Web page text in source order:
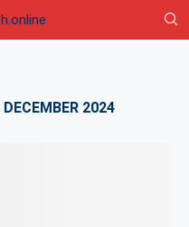
DECEMBER 2024